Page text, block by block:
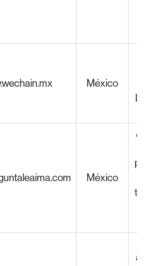
México
México